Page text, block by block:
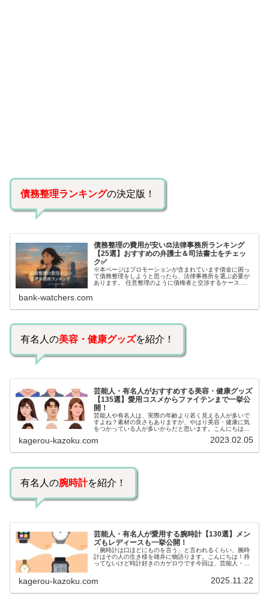
債務整理ランキングの決定版！
債務整理の費用が安い⚖️法律事務所ランキング
【25選】おすすめの弁護士＆司法書士をチェッ
ク✅
※本ページはプロモーションが含まれています借金に困っ
て債務整理をしようと思ったら、法律事務所を選ぶ必要が
あります。 任意整理のように債権者と交渉するケース 自
bank-watchers.com
有名人の美容・健康グッズを紹介！
芸能人・有名人がおすすめする美容・健康グッズ
【135選】愛用コスメからファイテンまで一挙公
開！
芸能人や有名人は、実際の年齢より若く見える人が多いで
すよね？素材の良さもありますが、やはり美容・健康に気
をつかっている人が多いからだと思います。こんにちは！
いるのでしょうか？今回は、芸能人…
kagerou-kazoku.com 2023.02.05
有名人の腕時計を紹介！
芸能人・有名人が愛用する腕時計【130選】メン
ズもレディースも一挙公開！
「腕時計は口ほどにものを言う」と言われるくらい、腕時
計はその人の生き様を雄弁に物語ります。こんにちは！持
ってないけど時計好きのカゲロウです今回は、芸能人・有
kagerou-kazoku.com 2025.11.22